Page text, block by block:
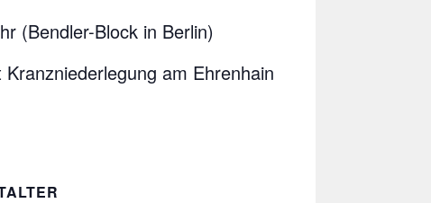
(Bendler-Block in Berlin)
am Ehrenhain